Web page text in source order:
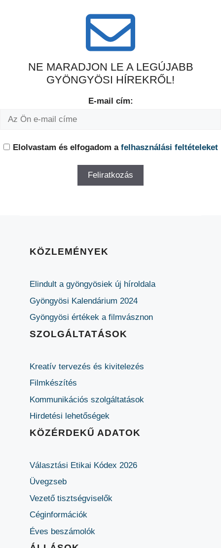
NE MARADJON LE A LEGÚJABB
GYÖNGYÖSI HÍREKRŐL!
E-mail cím:
Elolvastam és elfogadom a felhasználási feltételeket
KÖZLEMÉNYEK
Elindult a gyöngyösiek új híroldala
Gyöngyösi Kalendárium 2024
Gyöngyösi értékek a filmvásznon
SZOLGÁLTATÁSOK
Kreatív tervezés és kivitelezés
Filmkészítés
Kommunikációs szolgáltatások
Hirdetési lehetőségek
KÖZÉRDEKŰ ADATOK
Választási Etikai Kódex 2026
Üvegzseb
Vezető tisztségviselők
Céginformációk
Éves beszámolók